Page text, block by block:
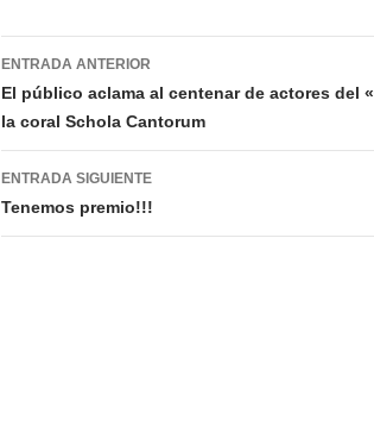
Navegación
de
entradas
ENTRADA ANTERIOR
El público aclama al centenar de actores del
la coral Schola Cantorum
ENTRADA SIGUIENTE
Tenemos premio!!!